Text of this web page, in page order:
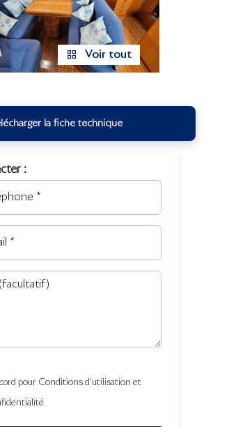
Voir tout
la fiche technique
:
pour Conditions d'utilisation et